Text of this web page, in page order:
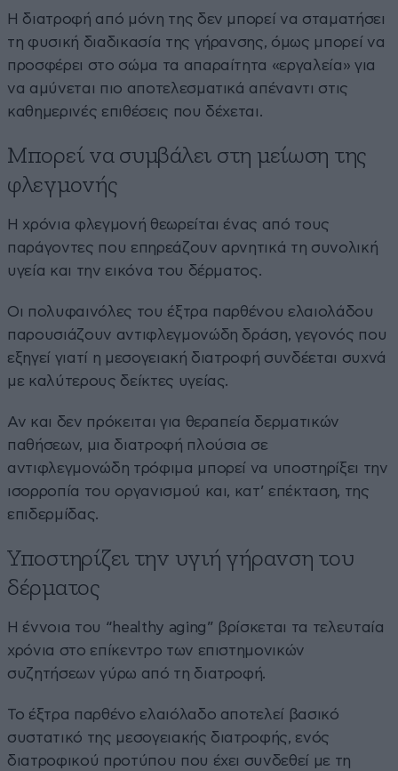
Η διατροφή από μόνη της δεν μπορεί να σταματήσει
τη φυσική διαδικασία της γήρανσης, όμως μπορεί να
προσφέρει στο σώμα τα απαραίτητα «εργαλεία» για
να αμύνεται πιο αποτελεσματικά απέναντι στις
καθημερινές επιθέσεις που δέχεται.
Μπορεί να συμβάλει στη μείωση της
φλεγμονής
Η χρόνια φλεγμονή θεωρείται ένας από τους
παράγοντες που επηρεάζουν αρνητικά τη συνολική
υγεία και την εικόνα του δέρματος.
Οι πολυφαινόλες του έξτρα παρθένου ελαιολάδου
παρουσιάζουν αντιφλεγμονώδη δράση, γεγονός που
εξηγεί γιατί η μεσογειακή διατροφή συνδέεται συχνά
με καλύτερους δείκτες υγείας.
Αν και δεν πρόκειται για θεραπεία δερματικών
παθήσεων, μια διατροφή πλούσια σε
αντιφλεγμονώδη τρόφιμα μπορεί να υποστηρίξει την
ισορροπία του οργανισμού και, κατ’ επέκταση, της
επιδερμίδας.
Υποστηρίζει την υγιή γήρανση του
δέρματος
Η έννοια του “healthy aging” βρίσκεται τα τελευταία
χρόνια στο επίκεντρο των επιστημονικών
συζητήσεων γύρω από τη διατροφή.
Το έξτρα παρθένο ελαιόλαδο αποτελεί βασικό
συστατικό της μεσογειακής διατροφής, ενός
διατροφικού προτύπου που έχει συνδεθεί με τη